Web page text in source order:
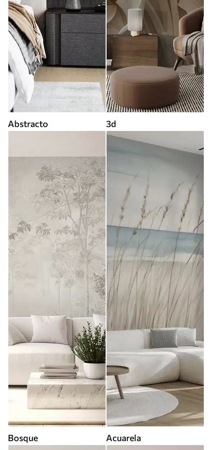
Abstracto 3d
Bosque Acuarela